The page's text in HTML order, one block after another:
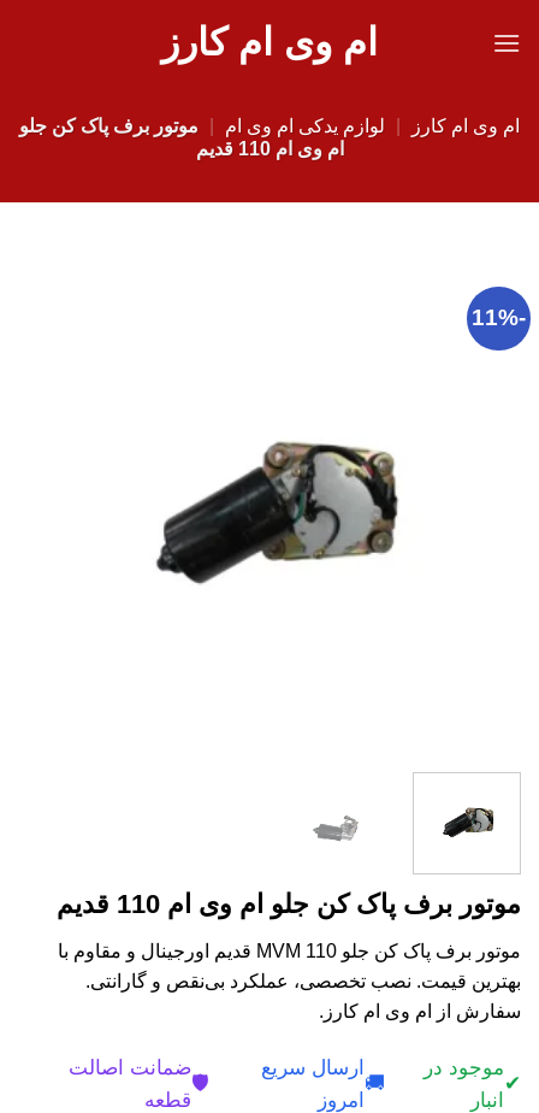
ام وی ام کارز
ام وی ام کارز لوازم یدکی ام وی ام
موتور برف پاک کن جلو
ام وی ام 110 قدیم
-11%
موتور برف پاک کن جلو ام وی ام 110 قدیم
موتور برف پاک کن جلو MVM 110 قدیم اورجینال و مقاوم با
بهترین قیمت. نصب تخصصی، عملکرد بی‌نقص و گارانتی.
سفارش از ام وی ام کارز.
✔
موجود در
انبار
🚚
ارسال سریع
امروز
🛡️
ضمانت اصالت
قطعه